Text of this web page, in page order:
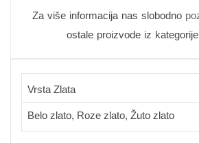
Za više informacija nas slobodno
ostale proizvode iz kategorije
Vrsta Zlata
Belo zlato, Roze zlato, Žuto zlato